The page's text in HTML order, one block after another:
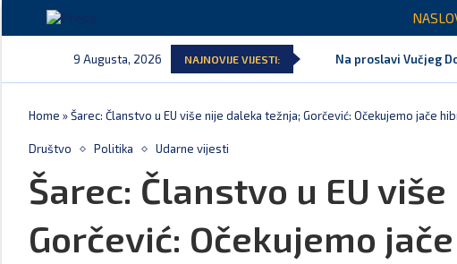
9 Augusta, 2026 NAJNOVIJE VIJESTI: Na proslavi Vučjeg
Home »Šarec: Članstvo u EU više nije daleka težnja; Gorčević: Očekujemo jače
Društvo Politika Udarne vijesti
Šarec: Članstvo u EU
Gorčević: Očekujemo